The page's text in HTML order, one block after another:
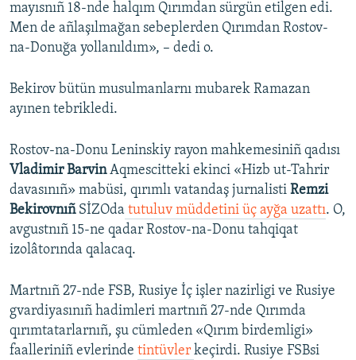
mayısnıñ 18-nde halqım Qırımdan sürgün etilgen edi.
Men de añlaşılmağan sebeplerden Qırımdan Rostov-
na-Donuğa yollanıldım», – dedi o.
Bekirov bütün musulmanlarnı mubarek Ramazan
ayınen tebrikledi.
Rostov-na-Donu Leninskiy rayon mahkemesiniñ qadısı
Vladimir BarvinAqmescitteki ekinci «Hizb ut-Tahrir
davasınıñ» mabüsi, qırımlı vatandaş jurnalisti Remzi
Bekirovnıñ SİZOda tutuluv müddetini üç ayğa uzattı. O,
avgustnıñ 15-ne qadar Rostov-na-Donu tahqiqat
izolâtorında qalacaq.
Martnıñ 27-nde FSB, Rusiye İç işler nazirligi ve Rusiye
gvardiyasınıñ hadimleri martnıñ 27-nde Qırımda
qırımtatarlarnıñ, şu cümleden «Qırım birdemligi»
faalleriniñ evlerinde tintüvler keçirdi. Rusiye FSBsi